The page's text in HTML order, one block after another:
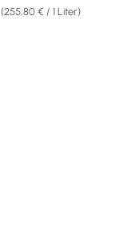
(255,80 € / 1 Liter)